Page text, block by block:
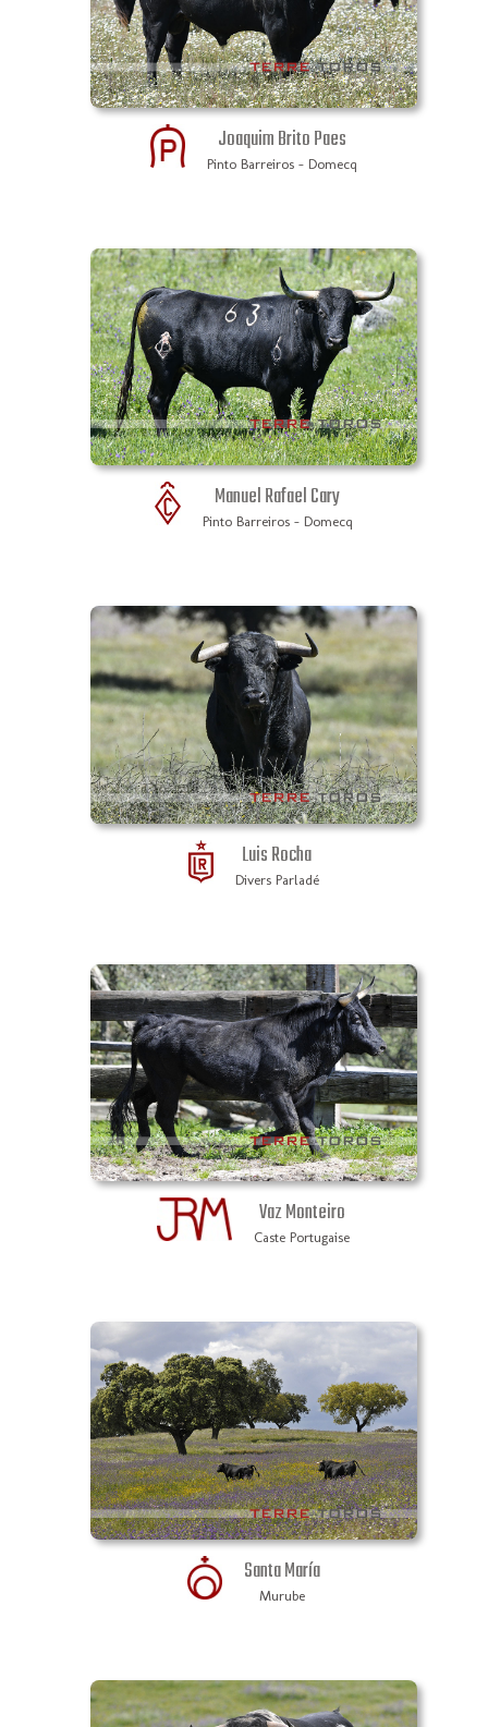
Joaquim Brito Paes
Pinto Barreiros - Domecq
Manuel Rafael Cary
Pinto Barreiros - Domecq
Luis Rocha
Divers Parladé
Vaz Monteiro
Caste Portugaise
Santa María
Murube